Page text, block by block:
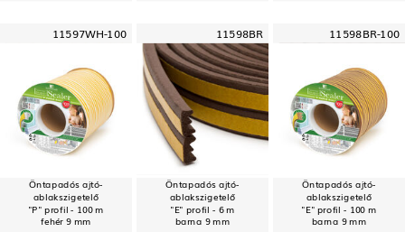
11597WH-100
Öntapadós ajtó-
ablakszigetelő
"P" profil - 100 m
fehér 9 mm
11598BR
Öntapadós ajtó-
ablakszigetelő
"E" profil - 6 m
barna 9 mm
11598BR-100
Öntapadós ajtó-
ablakszigetelő
"E" profil - 100 m
barna 9 mm